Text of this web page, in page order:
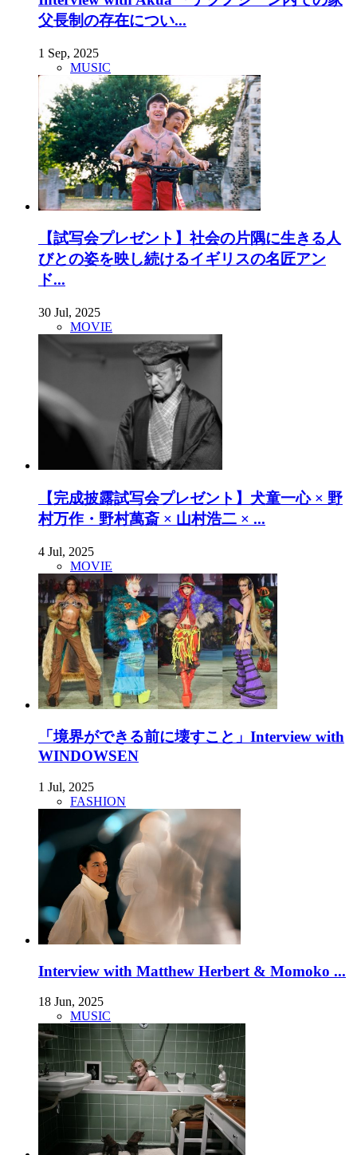
父長制の存在につい...
1 Sep, 2025
MUSIC
【試写会プレゼント】社会の片隅に生きる人
びとの姿を映し続けるイギリスの名匠アン
ド...
30 Jul, 2025
MOVIE
【完成披露試写会プレゼント】犬童一心 × 野
村万作・野村萬斎 × 山村浩二 × ...
4 Jul, 2025
MOVIE
「境界ができる前に壊すこと」Interview with
WINDOWSEN
1 Jul, 2025
FASHION
Interview with Matthew Herbert & Momoko ...
18 Jun, 2025
MUSIC